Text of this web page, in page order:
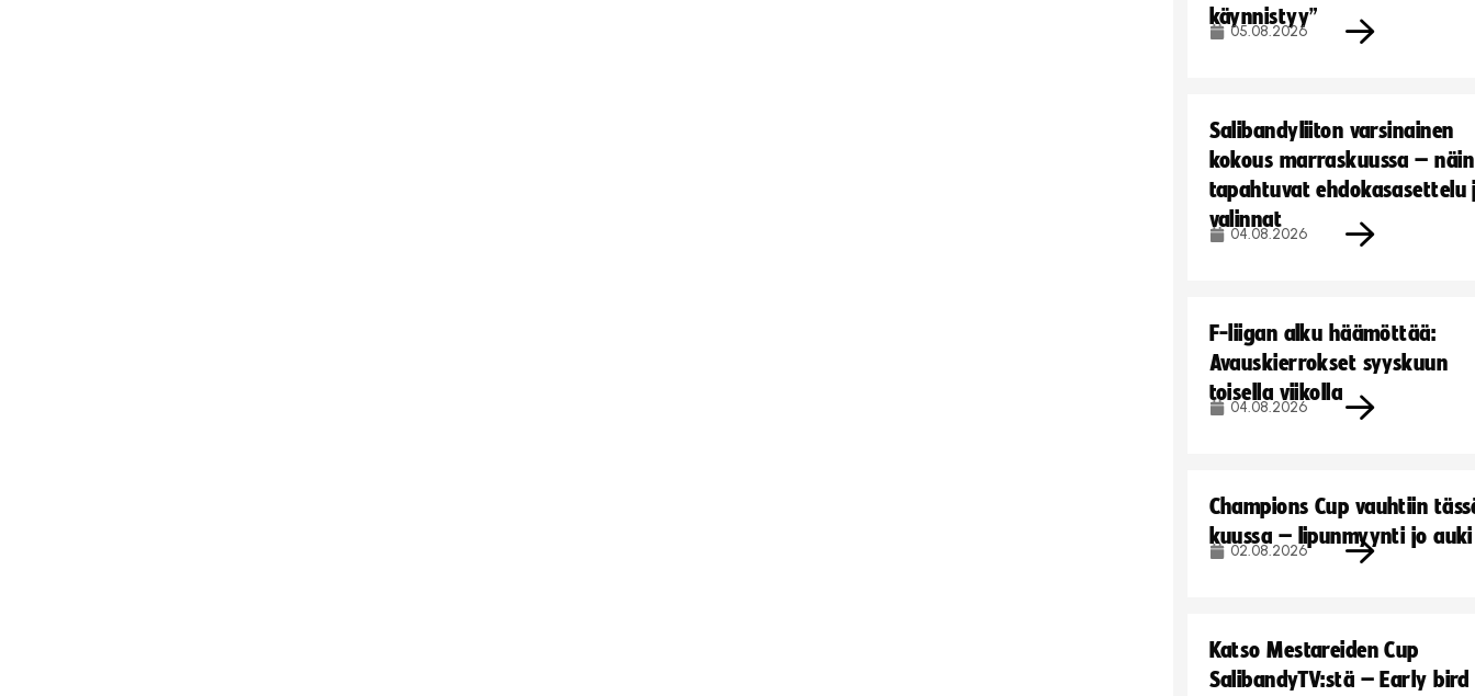
käynnistyy”
05.08.2026
Salibandyliiton varsinainen
kokous marraskuussa – näin
tapahtuvat ehdokasasettelu
valinnat
04.08.2026
F-liigan alku häämöttää:
Avauskierrokset syyskuun
toisella viikolla
04.08.2026
Champions Cup vauhtiin
kuussa – lipunmyynti jo auki
02.08.2026
Katso Mestareiden Cup
SalibandyTV:stä – Early